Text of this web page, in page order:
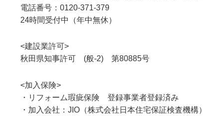
電話番号：0120-371-379
24時間受付中（年中無休）
<建設業許可>
秋田県知事許可 (般-2) 第80885号
<加入保険>
・リフォーム瑕疵保険 登録事業者登録済み
・加入会社：JIO（株式会社日本住宅保証検査機構）